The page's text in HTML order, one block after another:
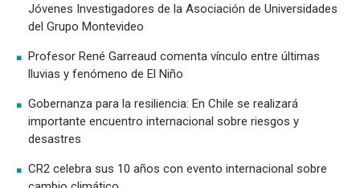
Jóvenes Investigadores de la Asociación de Universidades
del Grupo Montevideo
Profesor René Garreaud comenta vínculo entre últimas
lluvias y fenómeno de El Niño
Gobernanza para la resiliencia: En Chile se realizará
importante encuentro internacional sobre riesgos y
desastres
CR2 celebra sus 10 años con evento internacional sobre